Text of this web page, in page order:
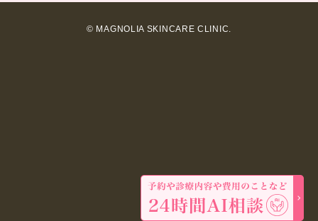
© MAGNOLIA SKINCARE CLINIC.